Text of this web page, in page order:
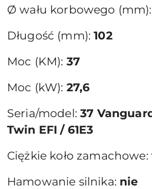
Ø wału korbowego (mm):
Długość (mm):102
Moc (KM): 37
Moc (kW): 27,6
Seria/model:37
Twin EFI / 61E3
Ciężkie koło zamachowe:
Hamowanie silnika: nie